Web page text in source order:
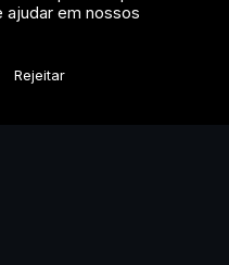
ao criptoativo
acontece no
ação, com
ajudar em nossos
Rejeitar